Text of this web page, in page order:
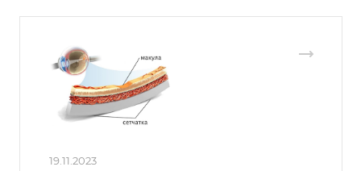
19.11.2023